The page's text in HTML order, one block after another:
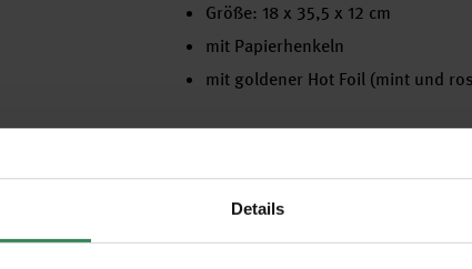
Details
Größe: 18 x 35,5 x 12 cm
mit Papierhenkeln
mit goldener Hot Foil (mint und